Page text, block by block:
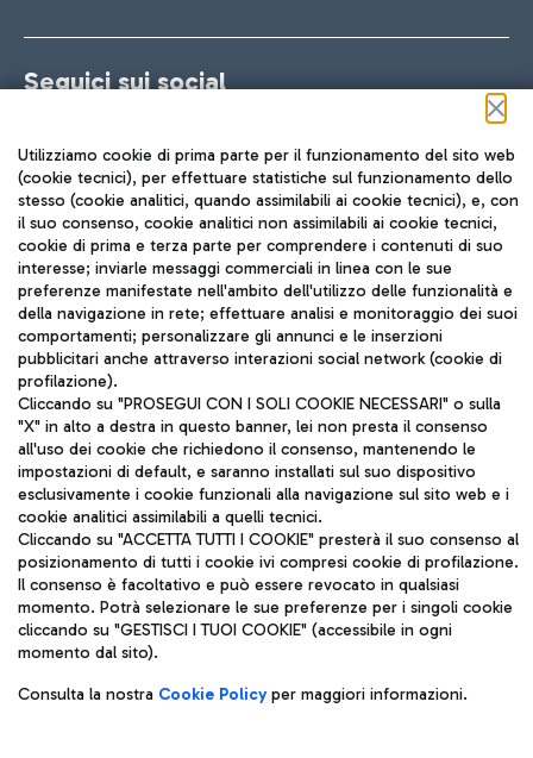
Seguici sui social
TRAVEL JOURNAL
ITA
Aeroporti di Roma S.p.A. - Società soggetta a direzione e
coordinamento di Mundys S.p.A.
Codice fiscale e Registro delle Imprese di Roma 13032990155 P.
IVA 06572251004
Capitale sociale 62.224.743,00 int. vers.
Sede legale: Via Pier Paolo Racchetti 1 - 00054 Fiumicino (RM)
telefono +39 06 65951
Privacy policy
Note legali
Mappa sito
Accessibilità
Roma FCO
Utilizziamo cookie di prima parte per il funzionamento del sito web
(cookie tecnici), per effettuare statistiche sul funzionamento dello
stesso (cookie analitici, quando assimilabili ai cookie tecnici), e, con
il suo consenso, cookie analitici non assimilabili ai cookie tecnici,
cookie di prima e terza parte per comprendere i contenuti di suo
interesse; inviarle messaggi commerciali in linea con le sue
preferenze manifestate nell'ambito dell'utilizzo delle funzionalità e
della navigazione in rete; effettuare analisi e monitoraggio dei suoi
comportamenti; personalizzare gli annunci e le inserzioni
pubblicitari anche attraverso interazioni social network (cookie di
profilazione).
Cliccando su "PROSEGUI CON I SOLI COOKIE NECESSARI" o sulla
"X" in alto a destra in questo banner, lei non presta il consenso
all'uso dei cookie che richiedono il consenso, mantenendo le
impostazioni di default, e saranno installati sul suo dispositivo
esclusivamente i cookie funzionali alla navigazione sul sito web e i
cookie analitici assimilabili a quelli tecnici.
Cliccando su "ACCETTA TUTTI I COOKIE" presterà il suo consenso al
posizionamento di tutti i cookie ivi compresi cookie di profilazione.
Il consenso è facoltativo e può essere revocato in qualsiasi
momento. Potrà selezionare le sue preferenze per i singoli cookie
cliccando su "GESTISCI I TUOI COOKIE" (accessibile in ogni
momento dal sito).
Consulta la nostra Cookie Policyper maggiori informazioni.